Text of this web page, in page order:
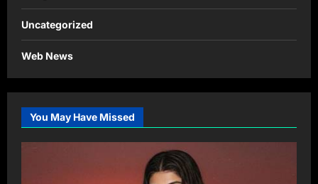
Uncategorized
Web News
You May Have Missed